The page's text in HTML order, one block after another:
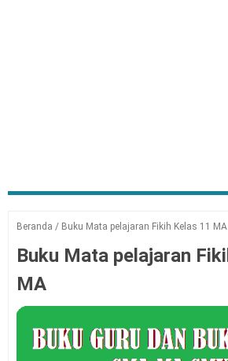
Beranda / Buku Mata pelajaran Fikih Kelas 11 MA
Buku Mata pelajaran
MA